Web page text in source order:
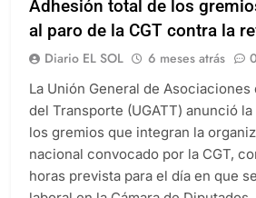
Adhesión total de los
al paro de la CGT contra la
Diario EL SOL 6 meses atrás 0
La Unión General de Asociaciones
del Transporte (UGATT) anunció
los gremios que integran la
nacional convocado por la CGT,
horas prevista para el día en que